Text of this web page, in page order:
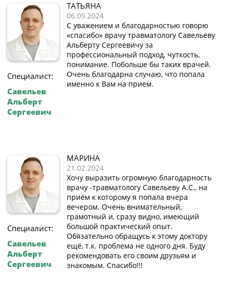
Специалист:
Савельев
Альберт
Сергеевич
ТАТЬЯНА
06.09.2024
С уважением и благодарностью говорю
«спасибо» врачу травматологу Савельеву
Альберту Сергеевичу за
профессиональный подход, чуткость,
понимание. Побольше бы таких врачей.
Очень благодарна случаю, что попала
именно к Вам на прием.
Специалист:
Савельев
Альберт
Сергеевич
МАРИНА
21.02.2024
Хочу выразить огромную благодарность
врачу -травматологу Савельеву А.С., на
приём к которому я попала вчера
вечером. Очень внимательный,
грамотный и, сразу видно, имеющий
большой практический опыт.
Обязательно обращусь к этому доктору
ещё, т.к. проблема не одного дня. Буду
рекомендовать его своим друзьям и
знакомым. Спасибо!!!